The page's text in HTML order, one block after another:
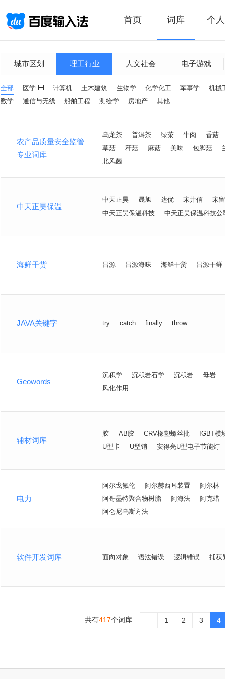
首页 词库 个
城市区划 理工行业 人文社会 电子游戏
全部 医学 计算机 土木建筑 生物学 化学化工 军事学
机械
数学
通信与无线 船舶工程 测绘学 房地产 其他
农产品质量安全监管
专业词库
乌龙茶 普洱茶 绿茶 牛肉
香菇
草菇
秆菇 麻菇 美味 包脚菇
北风菌
中天正昊保温
中天正昊 晟旭 达优 宋井信
宋
中天正昊保温科技
中天正昊保温科技公
海鲜干货 昌源 昌源海味 海鲜干货 昌源干鲜
JAVA关键字 try catch finally throw
Geowords
沉积学 沉积岩石学 沉积岩
母岩
风化作用
辅材词库
胶 AB胶 CRV橡塑螺丝批
IGBT模
U型卡
U型销 安得亮U型电子节能灯
电力
阿尔戈氟伦 阿尔赫西耳装置
阿尔林
阿哥墨特聚合物树脂
阿海法
阿克蜡
阿仑尼乌斯方法
软件开发词库 面向对象 语法错误 逻辑错误 捕获
共有417个词库 1 2 3 4